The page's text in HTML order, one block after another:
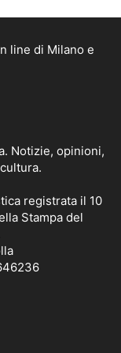
Notizie, opinioni,
registrata il 10
Stampa del